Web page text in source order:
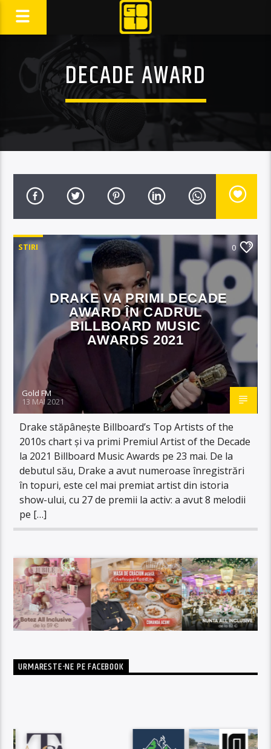
DECADE AWARD
STIRI 0
DRAKE VA PRIMI DECADE
AWARD ÎN CADRUL
BILLBOARD MUSIC
AWARDS 2021
Gold FM
13 MAI 2021
Drake stăpânește Billboard’s Top Artists of the
2010s chart și va primi Premiul Artist of the Decade
la 2021 Billboard Music Awards pe 23 mai. De la
debutul său, Drake a avut numeroase înregistrări
în topuri, este cel mai premiat artist din istoria
show-ului, cu 27 de premii la activ: a avut 8 melodii
pe […]
URMARESTE-NE PE FACEBOOK